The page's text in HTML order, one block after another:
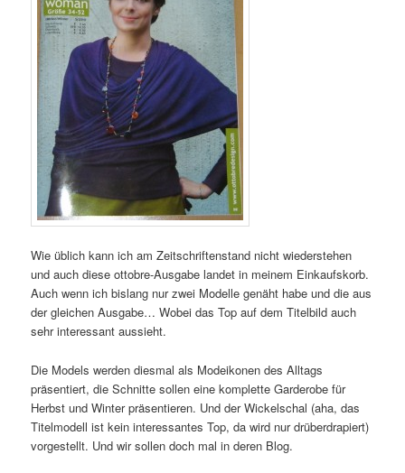
Wie üblich kann ich am Zeitschriftenstand nicht wiederstehen
und auch diese ottobre-Ausgabe landet in meinem Einkaufskorb.
Auch wenn ich bislang nur zwei Modelle genäht habe und die aus
der gleichen Ausgabe… Wobei das Top auf dem Titelbild auch
sehr interessant aussieht.
Die Models werden diesmal als Modeikonen des Alltags
präsentiert, die Schnitte sollen eine komplette Garderobe für
Herbst und Winter präsentieren. Und der Wickelschal (aha, das
Titelmodell ist kein interessantes Top, da wird nur drüberdrapiert)
vorgestellt. Und wir sollen doch mal in deren Blog.